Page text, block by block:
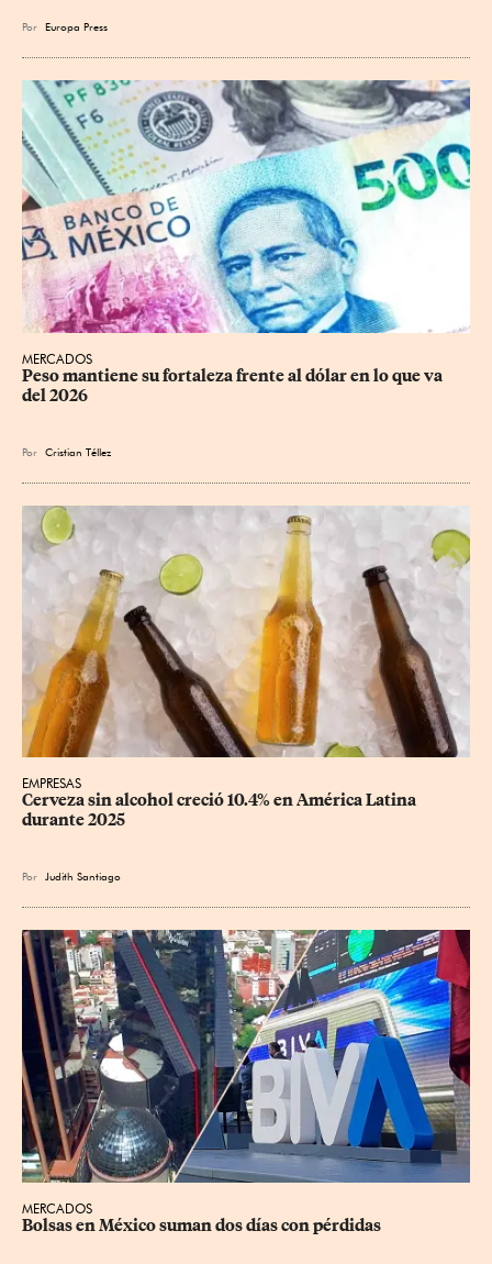
Por Europa Press
MERCADOS
Peso mantiene su fortaleza frente al dólar en lo que va
del 2026
Por Cristian Téllez
EMPRESAS
Cerveza sin alcohol creció 10.4% en América Latina
durante 2025
Por Judith Santiago
MERCADOS
Bolsas en México suman dos días con pérdidas